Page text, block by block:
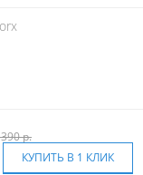
р.
КУПИТЬ В 1 КЛИК